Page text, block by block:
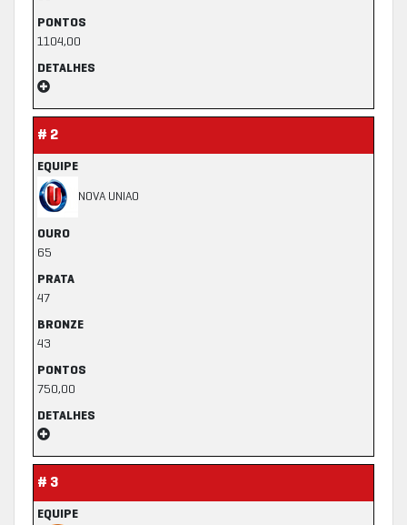
PONTOS
1104,00
DETALHES
# 2
EQUIPE
NOVA UNIAO
OURO
65
PRATA
47
BRONZE
43
PONTOS
750,00
DETALHES
# 3
EQUIPE